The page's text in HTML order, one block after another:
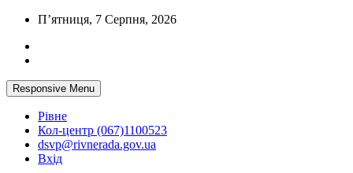
Skip
content
П’ятниця, 7 Серпня, 2026
Responsive Menu
Рівне
Кол-центр (067)1100523
dsvp@rivnerada.gov.ua
Вхід